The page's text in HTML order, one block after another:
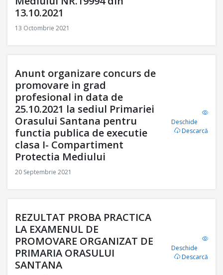
13.10.2021
13 Octombrie 2021
Anunt organizare concurs de
promovare in grad
profesional in data de
25.10.2021 la sediul Primariei
Orasului Santana pentru
functia publica de executie
clasa I- Compartiment
Protectia Mediului
20 Septembrie 2021
Deschide
Descarcă
REZULTAT PROBA PRACTICA
LA EXAMENUL DE
PROMOVARE ORGANIZAT DE
PRIMARIA ORASULUI
SANTANA
Deschide
Descarcă